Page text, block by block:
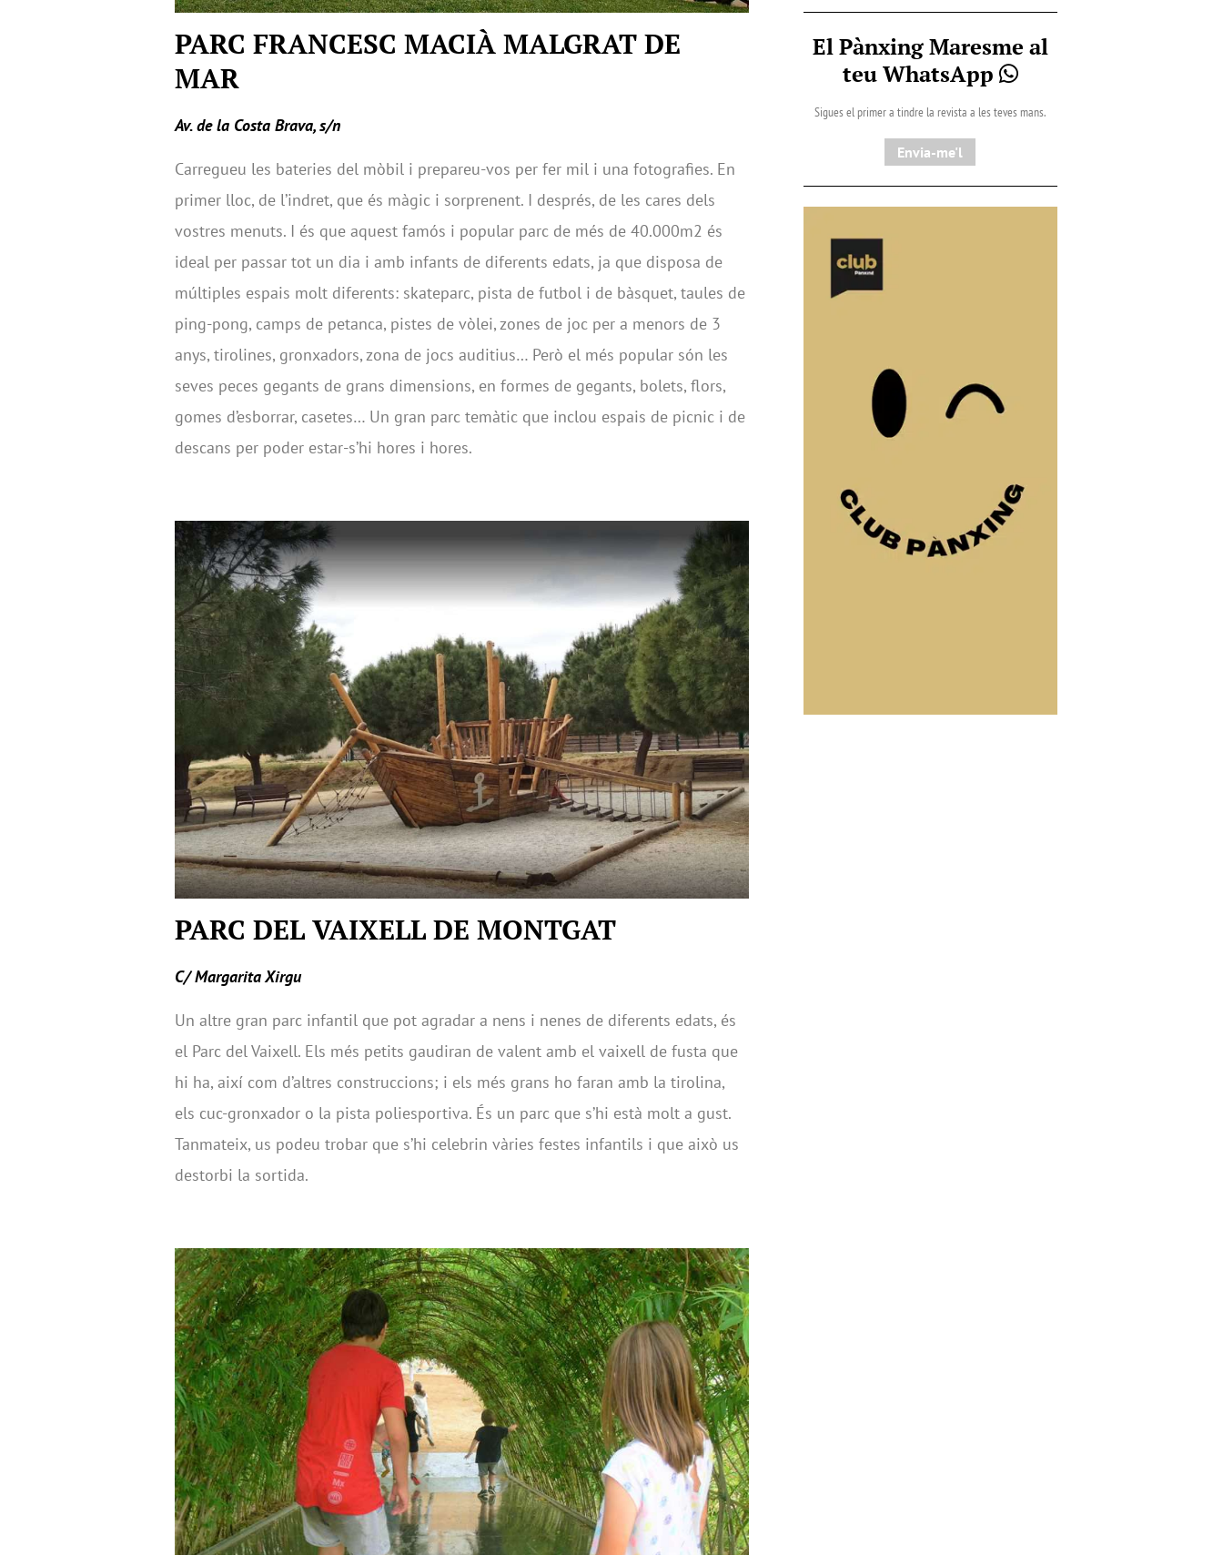
PARC FRANCESC MACIÀ MALGRAT DE
MAR
Av. de la Costa Brava, s/n
Carregueu les bateries del mòbil i prepareu-vos per fer mil i una fotografies. En
primer lloc, de l’indret, que és màgic i sorprenent. I després, de les cares dels
vostres menuts. I és que aquest famós i popular parc de més de 40.000m2 és
ideal per passar tot un dia i amb infants de diferents edats, ja que disposa de
múltiples espais molt diferents: skateparc, pista de futbol i de bàsquet, taules de
ping-pong, camps de petanca, pistes de vòlei, zones de joc per a menors de 3
anys, tirolines, gronxadors, zona de jocs auditius… Però el més popular són les
seves peces gegants de grans dimensions, en formes de gegants, bolets, flors,
gomes d’esborrar, casetes… Un gran parc temàtic que inclou espais de picnic i de
descans per poder estar-s’hi hores i hores.
PARC DEL VAIXELL DE MONTGAT
C/ Margarita Xirgu
Un altre gran parc infantil que pot agradar a nens i nenes de diferents edats, és
el Parc del Vaixell. Els més petits gaudiran de valent amb el vaixell de fusta que
hi ha, així com d’altres construccions; i els més grans ho faran amb la tirolina,
els cuc-gronxador o la pista poliesportiva. És un parc que s’hi està molt a gust.
Tanmateix, us podeu trobar que s’hi celebrin vàries festes infantils i que això us
destorbi la sortida.
El Pànxing Maresme al
teu WhatsApp
Sigues el primer a tindre la revista a les teves mans.
Envia-me'l